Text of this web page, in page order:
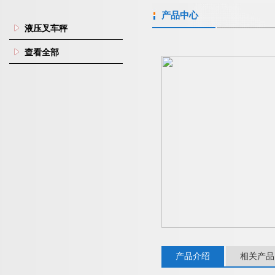
液压叉车秤
查看全部
产品中心
产品介绍 相关产品